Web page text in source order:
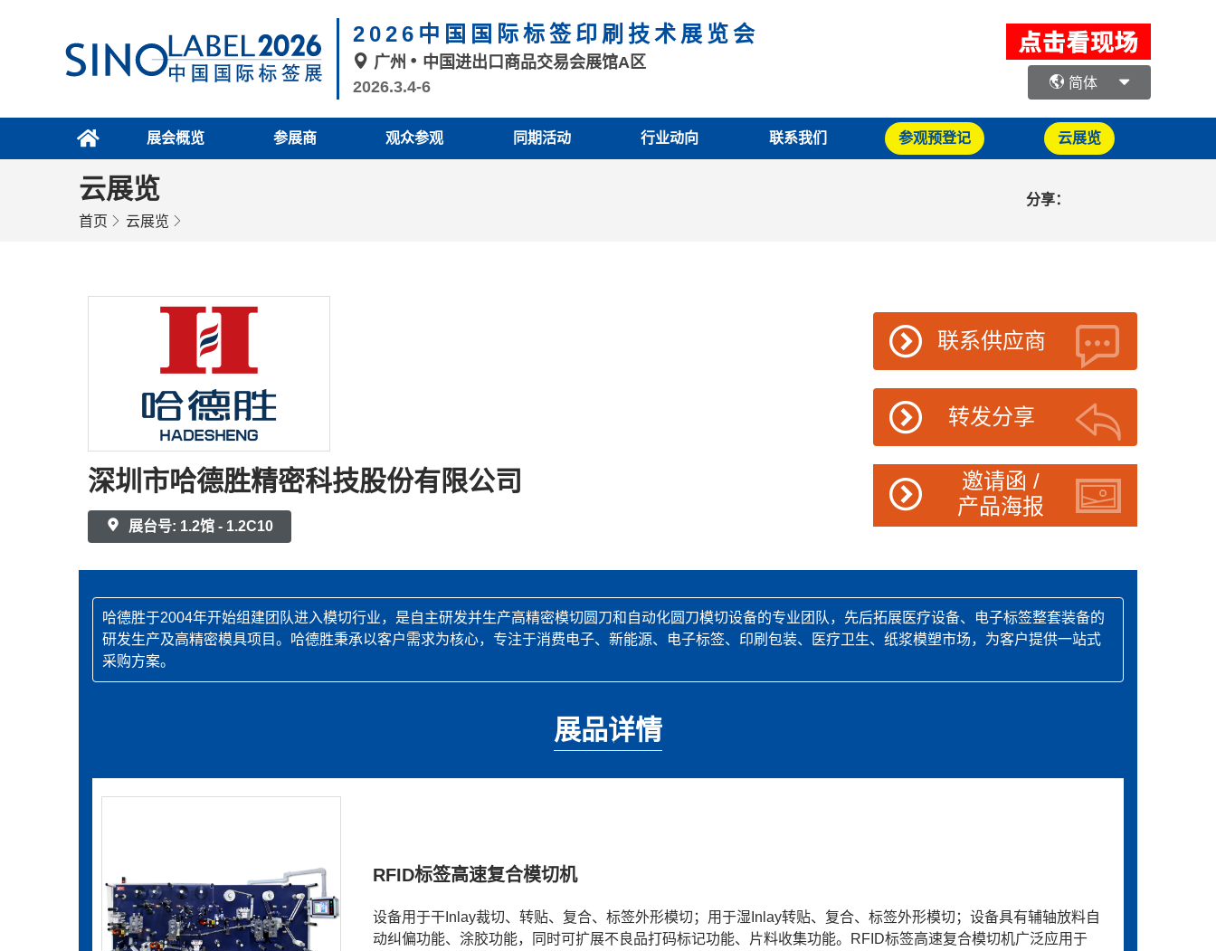
2026中国国际标签印刷技术展览会
广州
中国进出口商品交易会展馆A区
2026.3.4-6
简体
展会概览 参展商 观众参观 同期活动 行业动向 联系我们 参观预登记 云展览
云展览
首页 云展览
分享：
深圳市哈德胜精密科技股份有限公司
展台号: 1.2馆 - 1.2C10
联系供应商
转发分享
邀请函 /
产品海报
哈德胜于2004年开始组建团队进入模切行业，是自主研发并生产高精密模切圆刀和自动化圆刀模切设备的专业团队，先后拓展医疗设备、电子标签整套装备的
研发生产及高精密模具项目。哈德胜秉承以客户需求为核心，专注于消费电子、新能源、电子标签、印刷包装、医疗卫生、纸浆模塑市场，为客户提供一站式
采购方案。
展品详情
RFID标签高速复合模切机
设备用于干Inlay裁切、转贴、复合、标签外形模切；用于湿Inlay转贴、复合、标签外形模切；设备具有辅轴放料自
动纠偏功能、涂胶功能，同时可扩展不良品打码标记功能、片料收集功能。RFID标签高速复合模切机广泛应用于